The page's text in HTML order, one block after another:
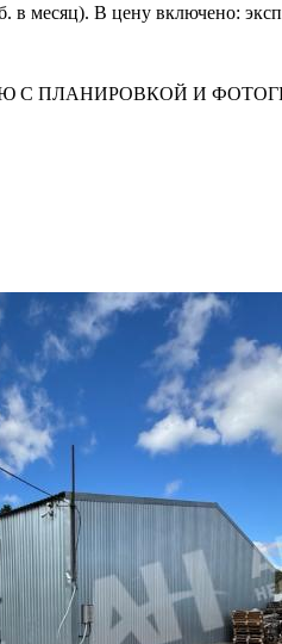
в месяц). В цену включено:
И